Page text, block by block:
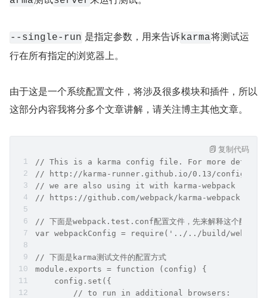
--single-run 是指定参数，用来告诉karma将测试运
行在所有指定的浏览器上。
由于这是一个系统配置文件，将涉及很多模块和插件，所以
这部分内容我将分多个文章讲解，请关注博主其他文章。
// This is a karma config file. For more details
// http://karma-runner.github.io/0.13/config/
// we are also using it with karma-webpack
// https://github.com/webpack/karma-webpack
// 下面是webpack.test.conf配置文件，先来解释这个配置文
var webpackConfig = require('../../build/
// 下面是karma测试文件的配置方式
module.exports = function (config) {
    config.set({
        // to run in additional browsers:
复制代码